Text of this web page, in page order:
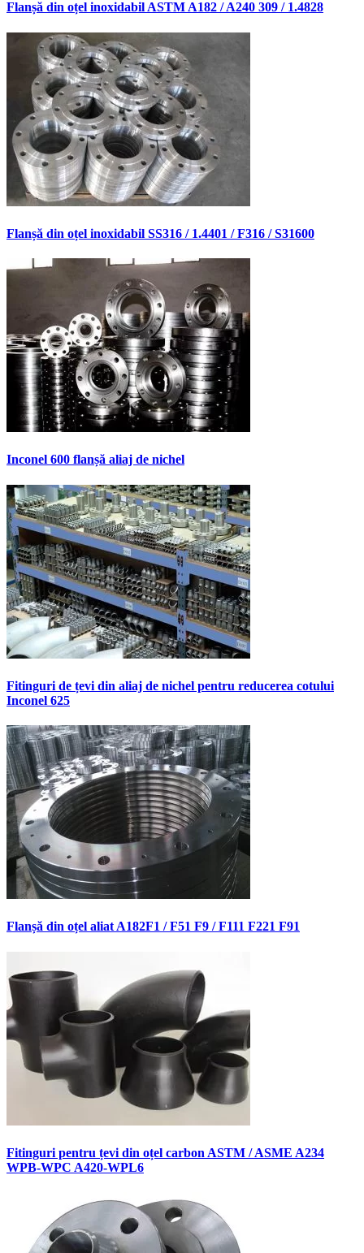
Flanșă din oțel inoxidabil ASTM A182 / A240 309 / 1.4828
Flanșă din oțel inoxidabil SS316 / 1.4401 / F316 / S31600
Inconel 600 flanșă aliaj de nichel
Fitinguri de țevi din aliaj de nichel pentru reducerea cotului
Inconel 625
Flanșă din oțel aliat A182F1 / F51 F9 / F111 F221 F91
Fitinguri pentru țevi din oțel carbon ASTM / ASME A234
WPB-WPC A420-WPL6